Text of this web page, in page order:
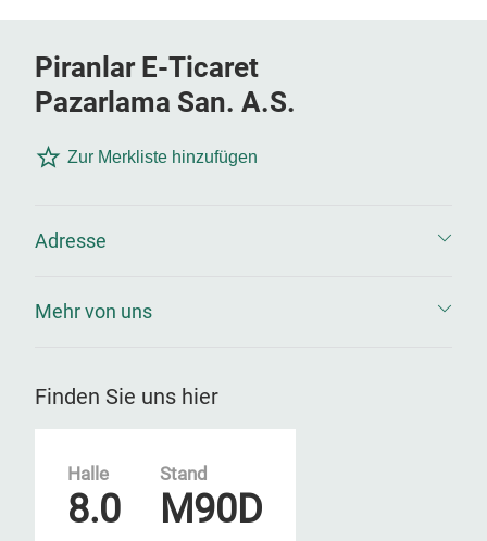
Piranlar E-Ticaret
Pazarlama San. A.S.
Zur Merkliste hinzufügen
Adresse
Mehr von uns
Finden Sie uns hier
Halle
8.0
Stand
M90D